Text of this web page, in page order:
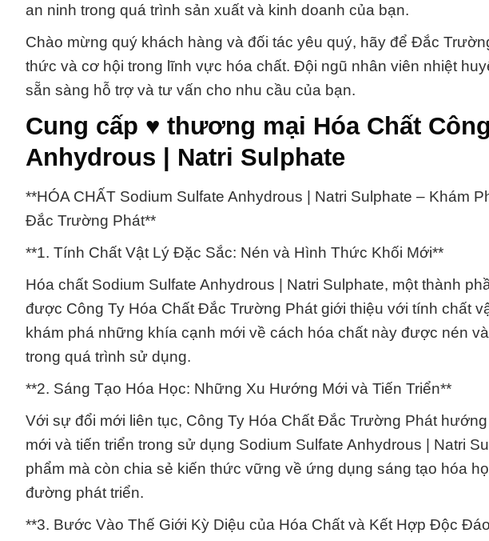
an ninh trong quá trình sản xuất và kinh doanh của bạn.
Chào mừng quý khách hàng và đối tác yêu quý, hãy để Đắc
thức và cơ hội trong lĩnh vực hóa chất. Đội ngũ nhân viên nhiệt
sẵn sàng hỗ trợ và tư vấn cho nhu cầu của bạn.
Cung cấp ♥ thương mại Hóa Chất
Anhydrous | Natri Sulphate
**HÓA CHẤT Sodium Sulfate Anhydrous | Natri Sulphate – Khám
Đắc Trường Phát**
**1. Tính Chất Vật Lý Đặc Sắc: Nén và Hình Thức Khối Mới**
Hóa chất Sodium Sulfate Anhydrous | Natri Sulphate, một thành
được Công Ty Hóa Chất Đắc Trường Phát giới thiệu với tính chất
khám phá những khía cạnh mới về cách hóa chất này được nén
trong quá trình sử dụng.
**2. Sáng Tạo Hóa Học: Những Xu Hướng Mới và Tiến Triển**
Với sự đổi mới liên tục, Công Ty Hóa Chất Đắc Trường Phát
mới và tiến triển trong sử dụng Sodium Sulfate Anhydrous | Natri
phẩm mà còn chia sẻ kiến thức vững về ứng dụng sáng tạo hóa
đường phát triển.
**3. Bước Vào Thế Giới Kỳ Diệu của Hóa Chất và Kết Hợp Độc